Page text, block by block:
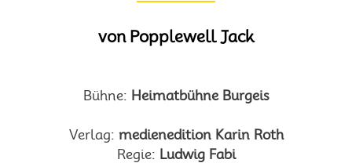
von Popplewell Jack
Bühne: Heimatbühne Burgeis
Verlag: medienedition Karin Roth
Regie: Ludwig Fabi